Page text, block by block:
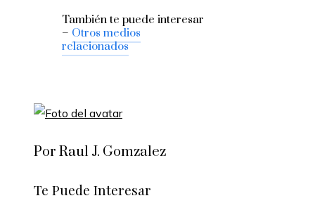
También te puede interesar
– Otros medios
relacionados
Por Raul J. Gomzalez
Te Puede Interesar